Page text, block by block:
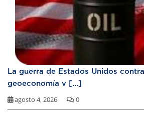
La guerra de Estados Unidos
geoeconomía v [...]
agosto 4, 2026 0